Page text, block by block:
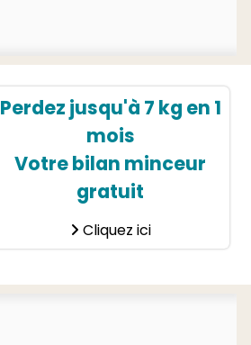
Perdez jusqu'à 7 kg en 1
mois
Votre bilan minceur
gratuit
Cliquez ici